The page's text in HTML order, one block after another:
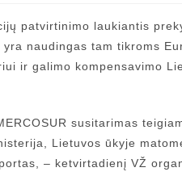
patvirtinimo laukiantis
naudingas tam tikroms
ir galimo kompensavimo
susitarimas
Lietuvos ūkyje
– ketvirtadienį VŽ